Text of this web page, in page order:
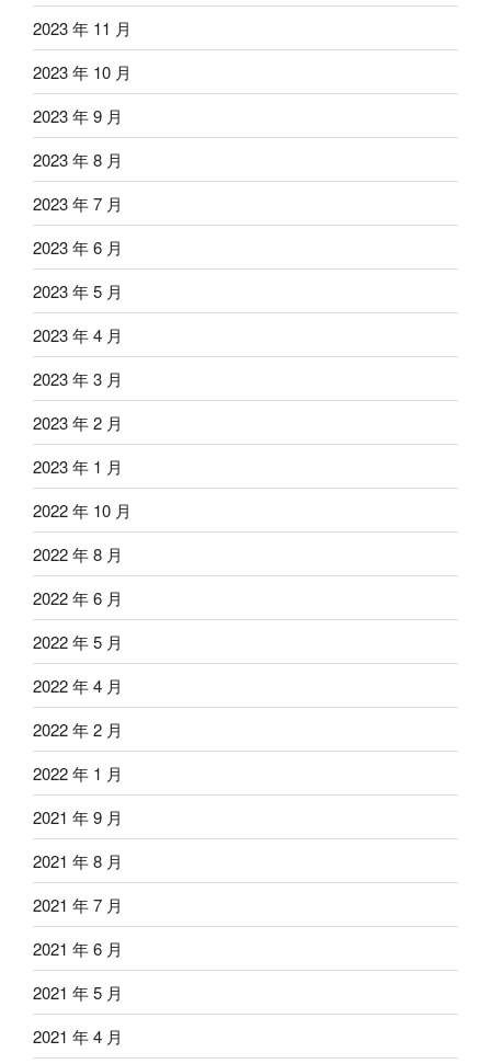
2023 年 11 月
2023 年 10 月
2023 年 9 月
2023 年 8 月
2023 年 7 月
2023 年 6 月
2023 年 5 月
2023 年 4 月
2023 年 3 月
2023 年 2 月
2023 年 1 月
2022 年 10 月
2022 年 8 月
2022 年 6 月
2022 年 5 月
2022 年 4 月
2022 年 2 月
2022 年 1 月
2021 年 9 月
2021 年 8 月
2021 年 7 月
2021 年 6 月
2021 年 5 月
2021 年 4 月